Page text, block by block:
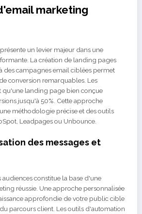
marketing
un levier majeur dans une
La création de landing pages
des campagnes email ciblées permet
conversion remarquables. Les
qu'une landing page bien conçue
jusqu'à 50%. Cette approche
méthodologie précise et des outils
Leadpages ou Unbounce.
des messages et
audiences constitue la base d'une
réussie. Une approche personnalisée
approfondie de votre public cible
parcours client. Les outils d'automation